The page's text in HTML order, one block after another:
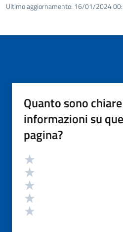
Ultimo aggiornamento: 16/01/2024
Quanto sono
informazioni su
pagina?
Valutazione